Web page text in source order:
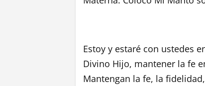
Estoy y estaré con ustedes
Divino Hijo, mantener la fe
Mantengan la fe, la